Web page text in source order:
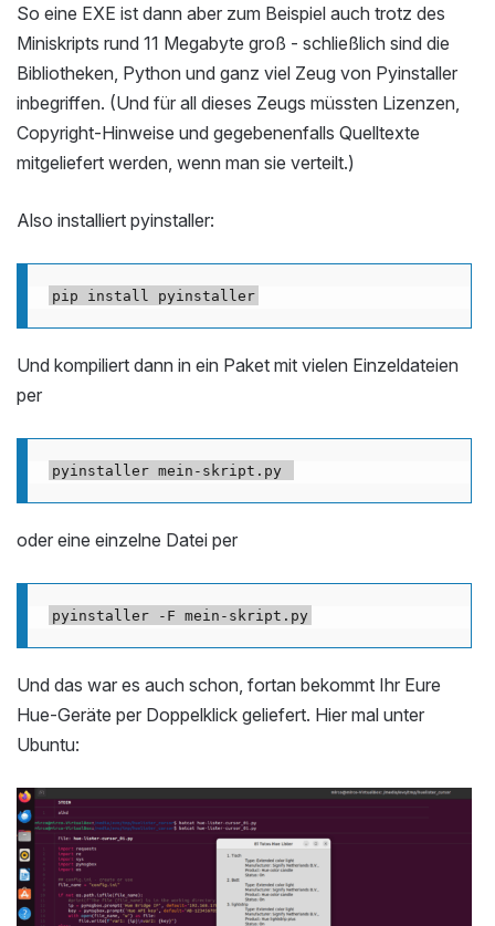
So eine EXE ist dann aber zum Beispiel auch trotz des
Miniskripts rund 11 Megabyte groß - schließlich sind die
Bibliotheken, Python und ganz viel Zeug von Pyinstaller
inbegriffen. (Und für all dieses Zeugs müssten Lizenzen,
Copyright-Hinweise und gegebenenfalls Quelltexte
mitgeliefert werden, wenn man sie verteilt.)
Also installiert pyinstaller:
pip install pyinstaller
Und kompiliert dann in ein Paket mit vielen Einzeldateien
per
oder eine einzelne Datei per
pyinstaller -F mein-skript.py
Und das war es auch schon, fortan bekommt Ihr Eure
Hue-Geräte per Doppelklick geliefert. Hier mal unter
Ubuntu: